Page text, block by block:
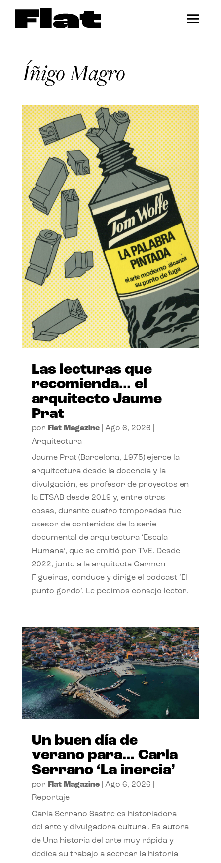
Íñigo Magro
Las lecturas que
recomienda… el
arquitecto Jaume
Prat
por Flat Magazine| Ago 6, 2026
Arquitectura
Jaume Prat (Barcelona, 1975) ejerce la
arquitectura desde la docencia y la
divulgación, es profesor de proyectos en
la ETSAB desde 2019 y, entre otras
cosas, durante cuatro temporadas fue
asesor de contenidos de la serie
documental de arquitectura ‘Escala
Humana’, que se emitió por TVE. Desde
2022, junto a la arquitecta Carmen
Figueiras, conduce y dirige el podcast ‘El
punto gordo’. Le pedimos consejo lector.
Un buen día de
verano para… Carla
Serrano ‘La inercia’
por Flat Magazine| Ago 6, 2026
Reportaje
Carla Serrano Sastre es historiadora
del arte y divulgadora cultural. Es autora
de Una historia del arte muy rápida y
dedica su trabajo a acercar la historia